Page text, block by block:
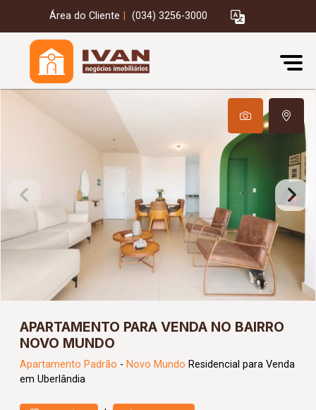
Área do Cliente (034) 3256-3000
APARTAMENTO PARA VENDA NO BAIRRO
NOVO MUNDO
Apartamento Padrão - Novo Mundo Residencial para Venda
em Uberlândia